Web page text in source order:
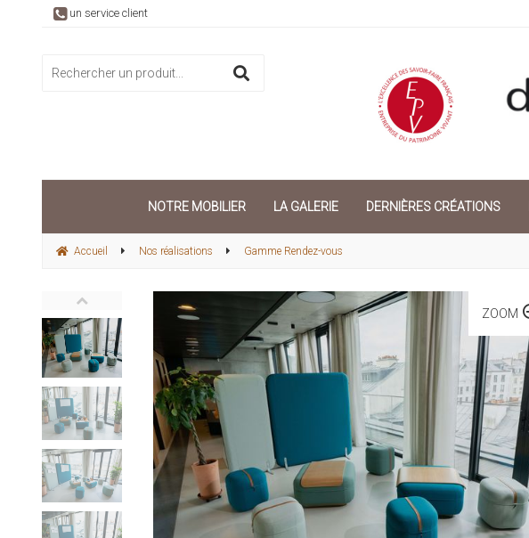
NOTRE MOBILIER LA GALERIE DERNIÈRES CRÉATIONS
Accueil Nos réalisations Gamme Rendez-vous
ZOOM
un service client